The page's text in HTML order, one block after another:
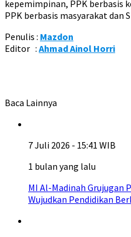
kepemimpinan, PPK berbasis
PPK berbasis masyarakat dan
Penulis : Mazdon
Editor : Ahmad Ainol Horri
Baca Lainnya
7 Juli 2026 - 15:41 WIB
1 bulan yang lalu
MI Al-Madinah Grujugan
Wujudkan Pendidikan